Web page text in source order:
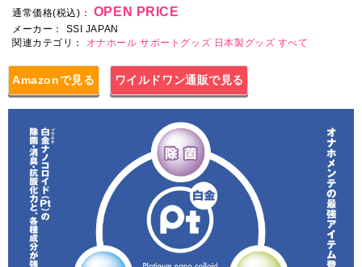
通常価格(税込)： OPEN PRICE
メーカー：
SSI JAPAN
関連カテゴリ：
オナホール サポートグッズ 日本製グッズ すべて
Amazonで見る ワイルドワン通販で見る